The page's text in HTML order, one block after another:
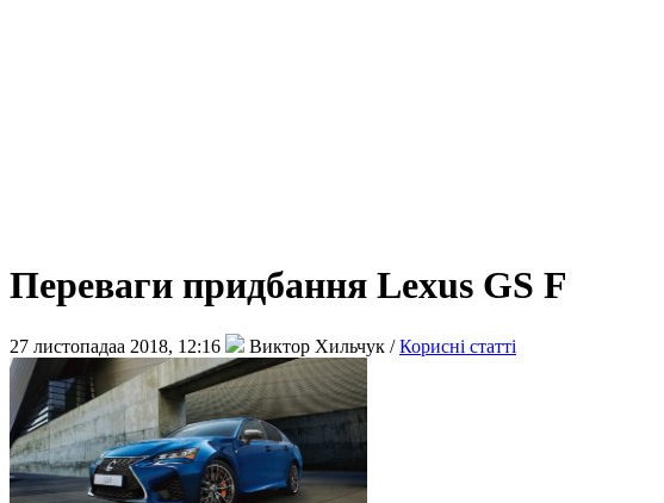
Переваги придбання Lexus GS F
27 листопадаа 2018, 12:16 Виктор Хильчук /Корисні статті